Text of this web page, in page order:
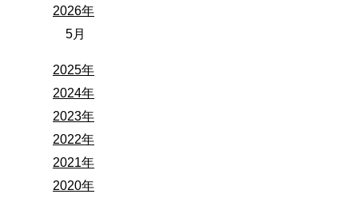
2026年
5月
2025年
2024年
2023年
2022年
2021年
2020年